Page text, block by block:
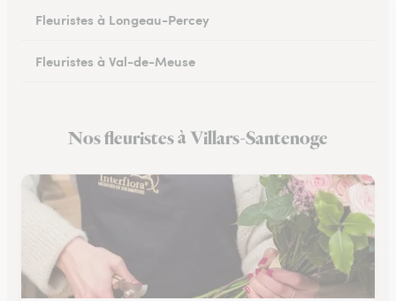
Fleuristes à Longeau-Percey
Fleuristes à Val-de-Meuse
Nos fleuristes à Villars-Santenoge